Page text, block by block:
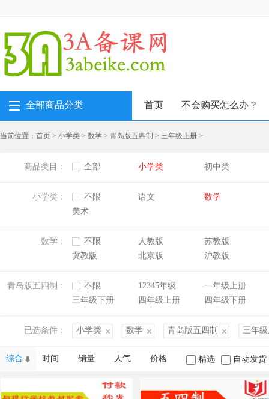
全部商品分类 首页 不会购买怎么办？
当前位置： 首页 > 小学类 > 数学 > 青岛版五四制 > 三年级上册 >
商品类目： 全部 小学类 初中类
小学类： 不限 语文
数学
美术
数学： 不限 人教版
苏教版
冀教版
北京版 沪教版
青岛版五四制： 不限 12345年级
一年级上册
三年级下册
四年级上册 四年级下册
已选条件： 小学类 数学 青岛版五四制 三年
综合 时间 销量 人气 价格 精选 自动发货